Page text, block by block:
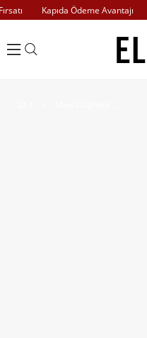
Kapıda Ödeme Avantajı